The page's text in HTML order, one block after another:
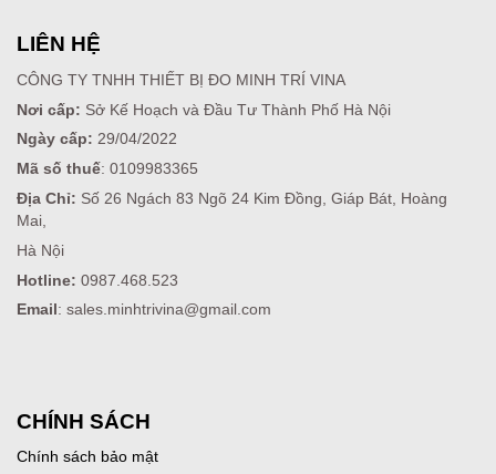
LIÊN HỆ
CÔNG TY TNHH THIẾT BỊ ĐO MINH TRÍ VINA
Nơi cấp: Sở Kế Hoạch và Đầu Tư Thành Phố Hà Nội
Ngày cấp: 29/04/2022
Mã số thuế: 0109983365
Địa Chỉ: Số 26 Ngách 83 Ngõ 24 Kim Đồng, Giáp Bát, Hoàng
Mai,
Hà Nội
Hotline: 0987.468.523
Email : sales.minhtrivina@gmail.com
CHÍNH SÁCH
Chính sách bảo mật